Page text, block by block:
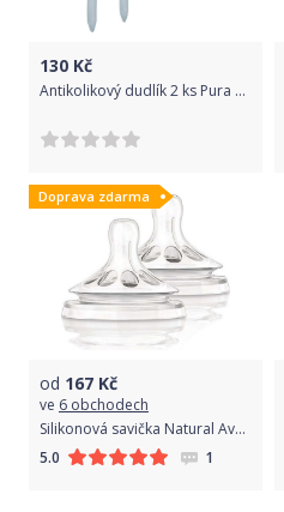
130 Kč
Antikolikový dudlík 2 ks Pura Natural Vent Střední Průtok
Doprava zdarma
od 167 Kč
ve 6 obchodech
Silikonová savička Natural Avent - 3 m+
5.0
1